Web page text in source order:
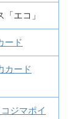
エコ」
ード
カード
ジマポイ